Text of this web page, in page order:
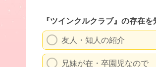
『ツインクルクラブ』の存在
友人・知人の紹介
兄妹が在・卒園児なので